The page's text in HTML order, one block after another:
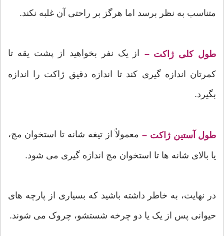
متناسب به نظر برسد اما هرگز بر راحتی آن غلبه نکند.
طول کلی ژاکت – از یک نفر بخواهید از پشت یقه تا
کمرتان اندازه گیری کند تا اندازه دقیق ژاکت را اندازه
بگیرد.
طول آستین ژاکت –معمولاً از تیغه شانه تا استخوان مچ،
یا بالای شانه ها تا استخوان مچ اندازه گیری می شود.
در نهایت، به خاطر داشته باشید که بسیاری از پارچه های
حیوانی پس از یک یا دو چرخه شستشو، چروک می شوند.